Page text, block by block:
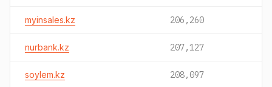
myinsales.kz 206,260
nurbank.kz 207,127
soylem.kz 208,097